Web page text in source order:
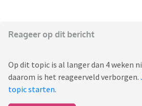
Reageer op dit bericht
Op dit topic is al langer dan 4 weken
daarom is het reageerveld verborgen.
topic starten.